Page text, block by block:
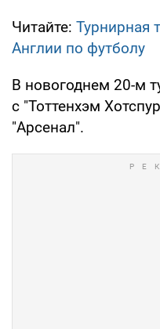
Читайте: Турнирная
Англии по футболу
В новогоднем 20-м
с "Тоттенхэм
"Арсенал".